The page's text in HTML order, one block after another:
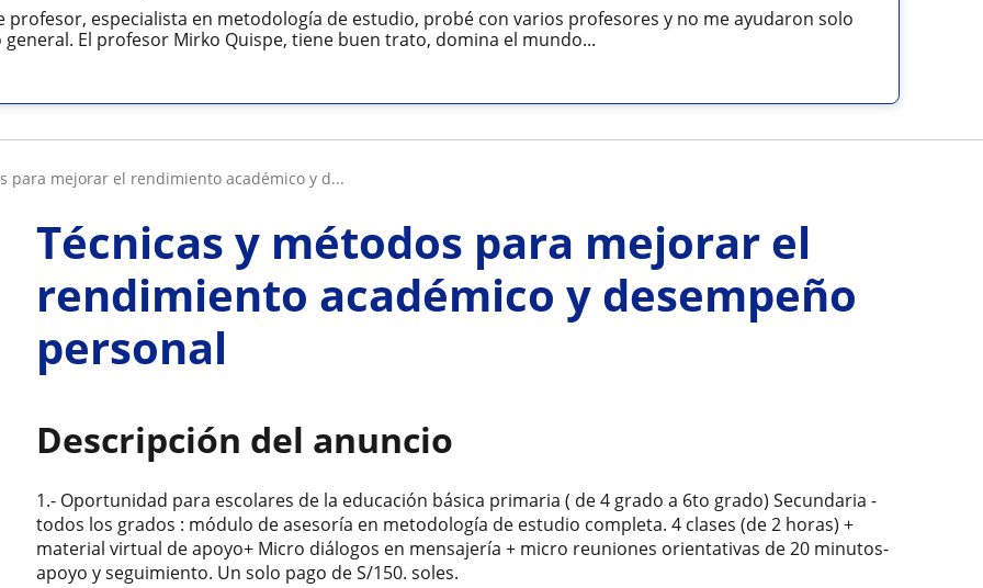
profesor, especialista en metodología de estudio, probé con varios profesores y no me ayudaron solo
general. El profesor Mirko Quispe, tiene buen trato, domina el mundo...
para mejorar el rendimiento académico y d...
Técnicas y métodos para mejorar el
rendimiento académico y desempeño
personal
Descripción del anuncio
1.- Oportunidad para escolares de la educación básica primaria ( de 4 grado a 6to grado) Secundaria -
todos los grados : módulo de asesoría en metodología de estudio completa. 4 clases (de 2 horas) +
material virtual de apoyo+ Micro diálogos en mensajería + micro reuniones orientativas de 20 minutos-
apoyo y seguimiento. Un solo pago de S/150. soles.